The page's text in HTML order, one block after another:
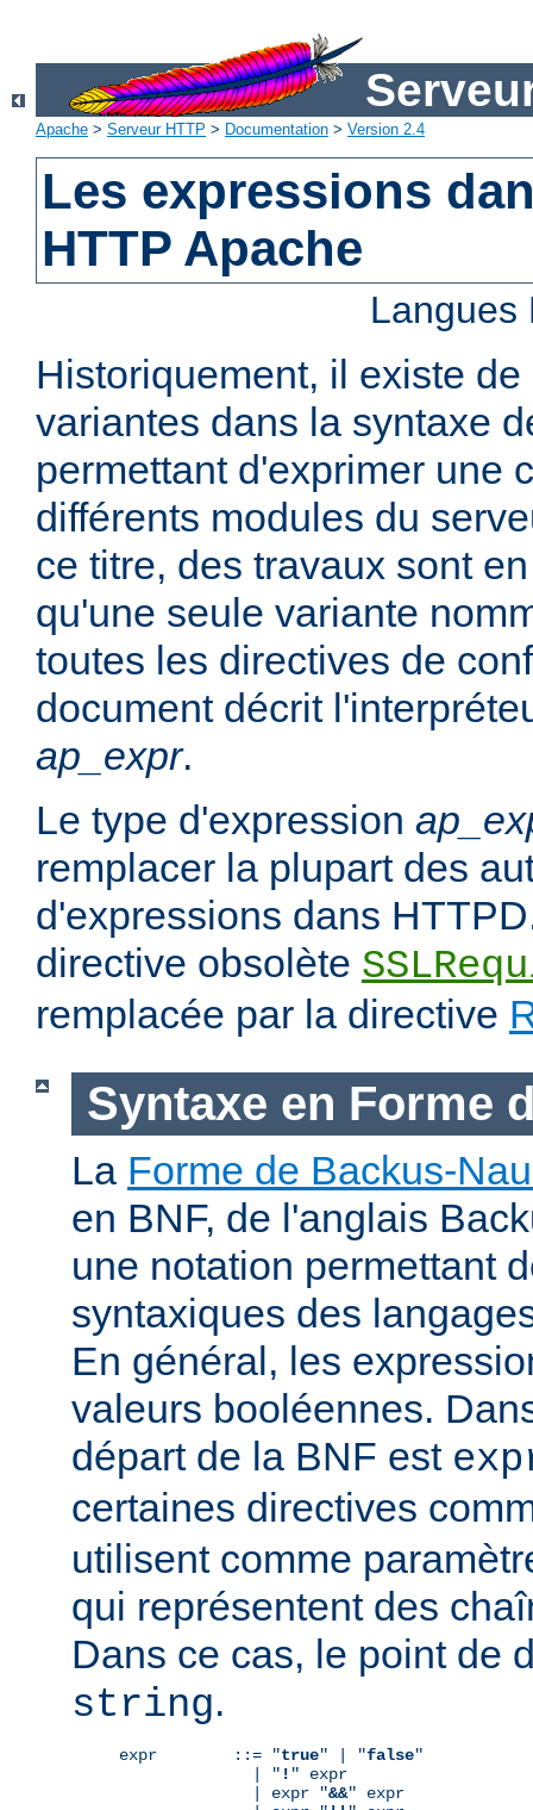
Apache > Serveur HTTP > Documentation > Version 2.4
Les expressions
HTTP Apache
Historiquement, il existe
variantes dans la syntaxe
permettant d'exprimer une
différents modules du
ce titre, des travaux sont
qu'une seule variante
toutes les directives de
document décrit
ap_expr.
Le type d'expression
remplacer la plupart des
d'expressions dans
directive obsolète
remplacée par la directive
Syntaxe en Forme
La Forme de Backus-
en BNF, de l'anglais
une notation permettant
syntaxiques des
En général, les
valeurs booléennes.
départ de la BNF est
certaines directives
utilisent comme
qui représentent des
Dans ce cas, le point de
string.
expr        ::= "true" | "false"
              | "
! " expr
              | expr "
&&" expr